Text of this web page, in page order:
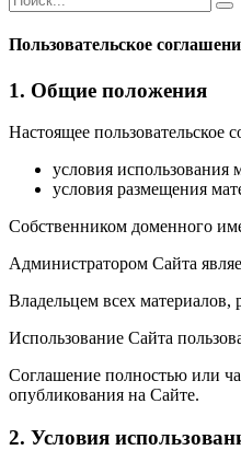
Пользовательское
1. Общие положения
Настоящее пользовательское
условия использования
условия размещения
Собственником доменного
Администратором Сайта
Владельцем всех
Использование Сайта
Соглашение полностью или
опубликования на Сайте.
2. Условия